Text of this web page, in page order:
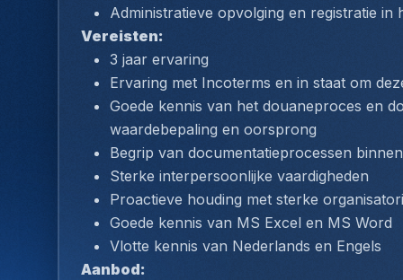
Administratieve opvolging en registratie in
Vereisten:
3 jaar ervaring
Ervaring met Incoterms en in staat om
Goede kennis van het douaneproces en
waardebepaling en oorsprong
Begrip van documentatieprocessen
Sterke interpersoonlijke vaardigheden
Proactieve houding met sterke
Goede kennis van MS Excel en MS Word
Vlotte kennis van Nederlands en Engels
Aanbod: